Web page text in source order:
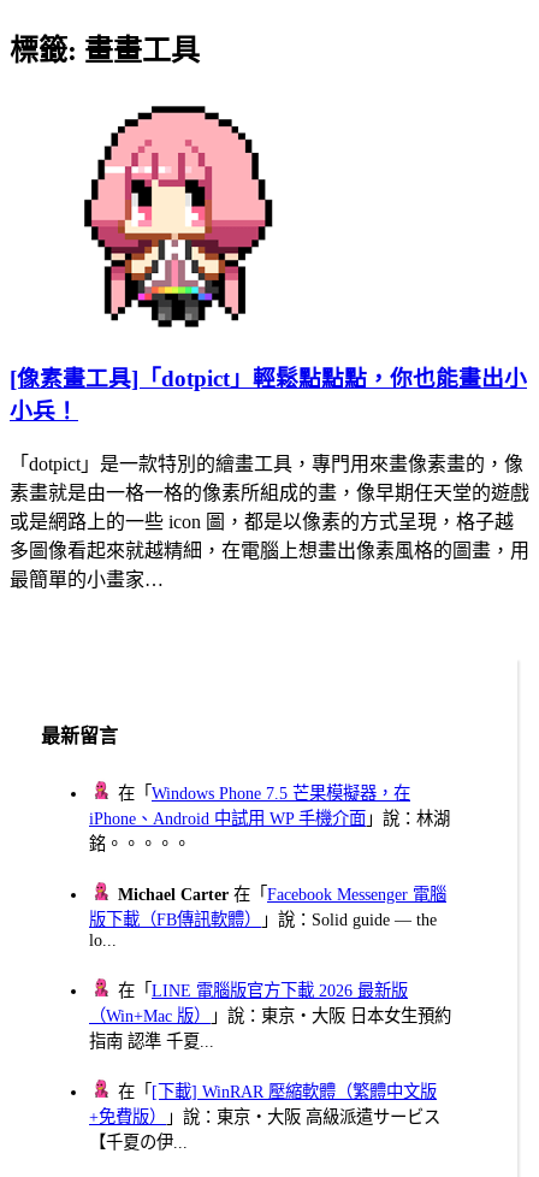
標籤: 畫畫工具
[像素畫工具]「dotpict」輕鬆點點點，你也能畫出小
小兵！
「dotpict」是一款特別的繪畫工具，專門用來畫像素畫的，像
素畫就是由一格一格的像素所組成的畫，像早期任天堂的遊戲
或是網路上的一些 icon 圖，都是以像素的方式呈現，格子越
多圖像看起來就越精細，在電腦上想畫出像素風格的圖畫，用
最簡單的小畫家…
最新留言
在「Windows Phone 7.5 芒果模擬器，在
iPhone、Android 中試用 WP 手機介面 」說：林湖
銘。。。。。
Michael Carter 在「Facebook Messenger 電腦
版下載（FB傳訊軟體）
」說：Solid guide — the
lo...
在「LINE 電腦版官方下載 2026 最新版
（Win+Mac 版）
」說：東京・大阪 日本女生預約
指南 認準 千夏...
在「 [下載] WinRAR 壓縮軟體（繁體中文版
+免費版）
」說：東京・大阪 高級派遣サービス
【千夏の伊...